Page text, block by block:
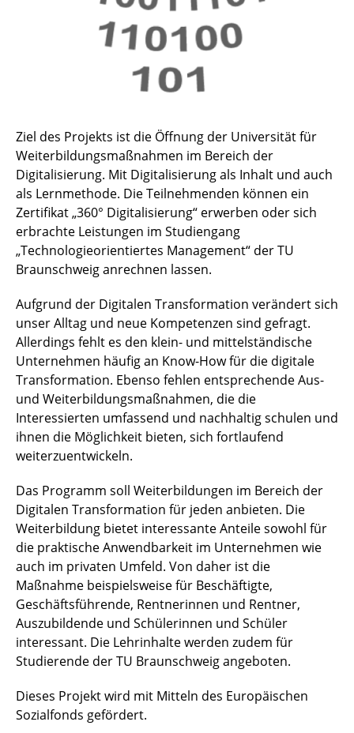
Cross-Channel-Competencies (CCC)
Metapolis
DETHIS
Sandkasten
Sag's uns
Ziel des Projekts ist die Öffnung der Universität für
Weiterbildungsmaßnahmen im Bereich der
Digitalisierung. Mit Digitalisierung als Inhalt und auch
als Lernmethode. Die Teilnehmenden können ein
Zertifikat „360° Digitalisierung“ erwerben oder sich
erbrachte Leistungen im Studiengang
„Technologieorientiertes Management“ der TU
Braunschweig anrechnen lassen.
Aufgrund der Digitalen Transformation verändert sich
unser Alltag und neue Kompetenzen sind gefragt.
Allerdings fehlt es den klein- und mittelständische
Unternehmen häufig an Know-How für die digitale
Transformation. Ebenso fehlen entsprechende Aus-
und Weiterbildungsmaßnahmen, die die
Interessierten umfassend und nachhaltig schulen und
ihnen die Möglichkeit bieten, sich fortlaufend
weiterzuentwickeln.
Das Programm soll Weiterbildungen im Bereich der
Digitalen Transformation für jeden anbieten. Die
Weiterbildung bietet interessante Anteile sowohl für
die praktische Anwendbarkeit im Unternehmen wie
auch im privaten Umfeld. Von daher ist die
Maßnahme beispielsweise für Beschäftigte,
Geschäftsführende, Rentnerinnen und Rentner,
Auszubildende und Schülerinnen und Schüler
interessant. Die Lehrinhalte werden zudem für
Studierende der TU Braunschweig angeboten.
Dieses Projekt wird mit Mitteln des Europäischen
Sozialfonds gefördert.